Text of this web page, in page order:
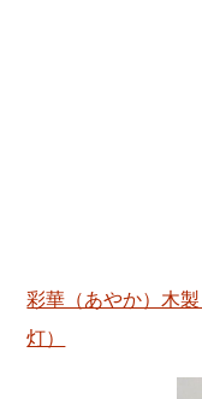
彩華（あやか）木
灯）